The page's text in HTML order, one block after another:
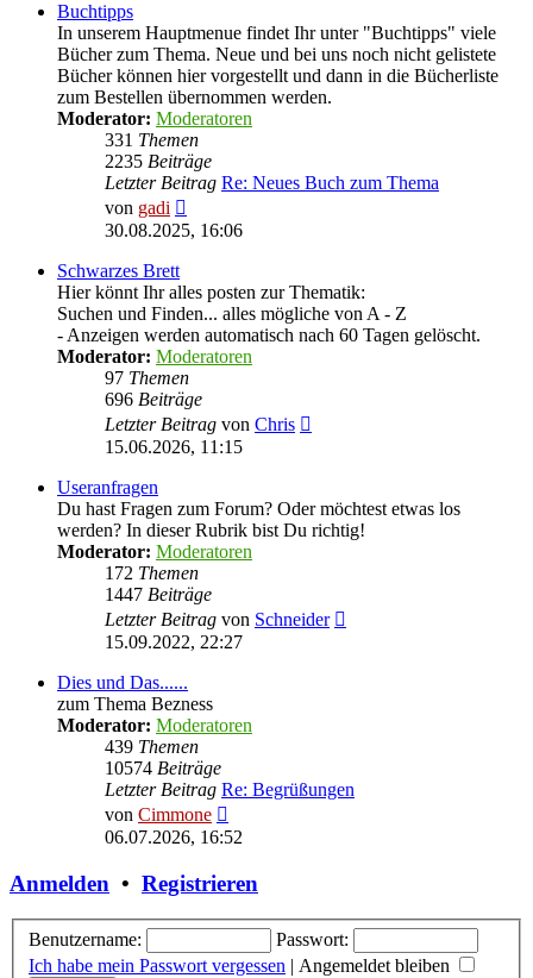
Buchtipps
In unserem Hauptmenue findet Ihr unter "Buchtipps" viele
Bücher zum Thema. Neue und bei uns noch nicht gelistete
Bücher können hier vorgestellt und dann in die Bücherliste
zum Bestellen übernommen werden.
Moderator: Moderatoren
331 Themen
2235 Beiträge
Letzter Beitrag Re: Neues Buch zum Thema
von gadi
Beitrag
30.08.2025, 16:06
Schwarzes Brett
Hier könnt Ihr alles posten zur Thematik:
Suchen und Finden... alles mögliche von A - Z
- Anzeigen werden automatisch nach 60 Tagen gelöscht.
Moderator: Moderatoren
97 Themen
696 Beiträge
Letzter Beitrag von Chris
15.06.2026, 11:15
Useranfragen
Du hast Fragen zum Forum? Oder möchtest etwas los
werden? In dieser Rubrik bist Du richtig!
Moderator: Moderatoren
172 Themen
1447 Beiträge
Letzter Beitrag von Schneider
15.09.2022, 22:27
Dies und Das......
zum Thema Bezness
Moderator: Moderatoren
439 Themen
10574 Beiträge
Letzter Beitrag Re: Begrüßungen
von Cimmone
Beitrag
06.07.2026, 16:52
Anmelden • Registrieren
Benutzername:
Passwort:
Ich habe mein Passwort vergessen | Angemeldet bleiben